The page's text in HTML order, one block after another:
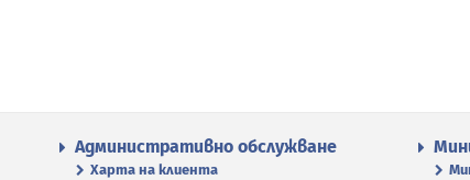
Административно обслужване
Харта на клиента